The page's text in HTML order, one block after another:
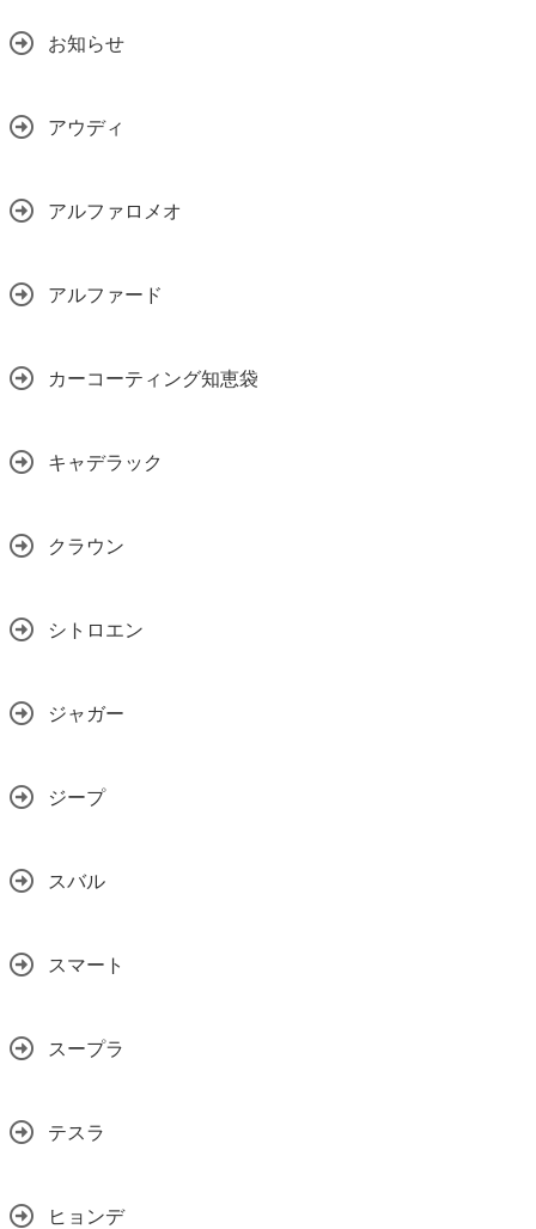
お知らせ
アウディ
アルファロメオ
アルファード
カーコーティング知恵袋
キャデラック
クラウン
シトロエン
ジャガー
ジープ
スバル
スマート
スープラ
テスラ
ヒョンデ